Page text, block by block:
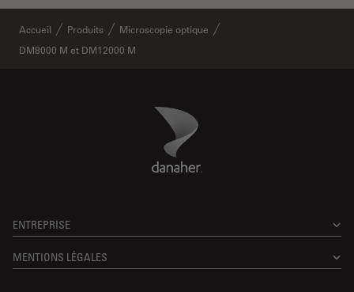
Accueil Produits
Microscopie optique
DM8000 M et DM12000 M
Danaher Logo
ENTREPRISE
MENTIONS LÉGALES